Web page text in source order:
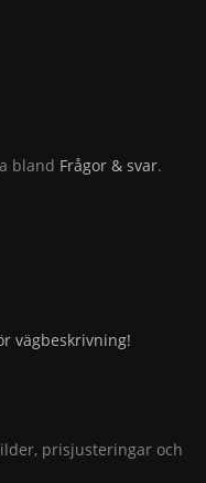
bland Frågor & svar.
vägbeskrivning!
prisjusteringar och